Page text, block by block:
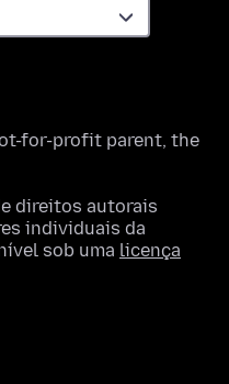
for-profit parent, the
direitos autorais
individuais da
sob uma licença